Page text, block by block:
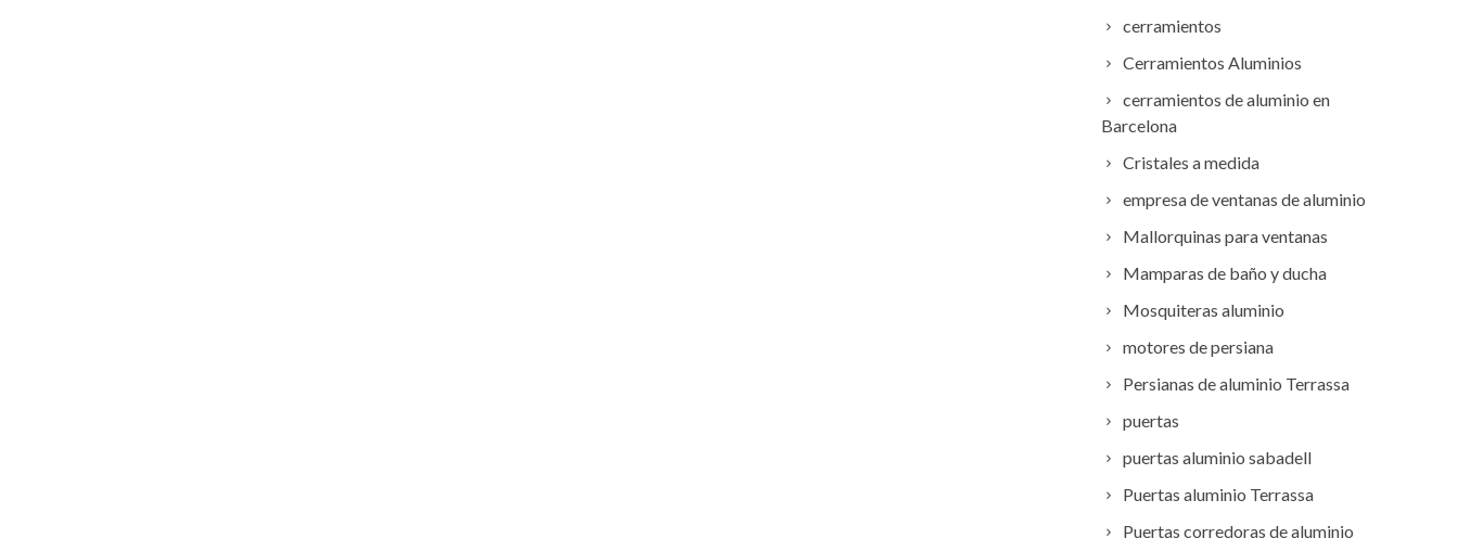
cerramientos
Cerramientos Aluminios
cerramientos de aluminio en
Barcelona
Cristales a medida
empresa de ventanas de aluminio
Mallorquinas para ventanas
Mamparas de baño y ducha
Mosquiteras aluminio
motores de persiana
Persianas de aluminio Terrassa
puertas
puertas aluminio sabadell
Puertas aluminio Terrassa
Puertas corredoras de aluminio